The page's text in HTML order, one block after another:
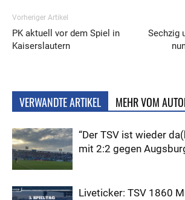
Vorheriger Artikel
PK aktuell vor dem Spiel in
Kaiserslautern
Sechzig
VERWANDTE ARTIKEL MEHR VOM
“Der TSV ist wieder
mit 2:2 gegen
Liveticker: TSV 1860